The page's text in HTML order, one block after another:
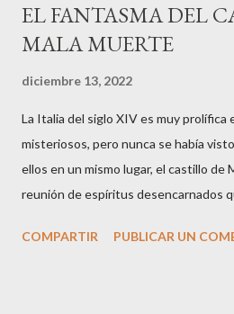
EL FANTASMA DEL
MALA MUERTE
diciembre 13, 2022
La Italia del siglo XIV es muy prolífica
misteriosos, pero nunca se había
ellos en un mismo lugar, el castillo de
reunión de espíritus desencarnados
llevaron a la muerte. Arranco la
COMPARTIR PUBLICAR UN